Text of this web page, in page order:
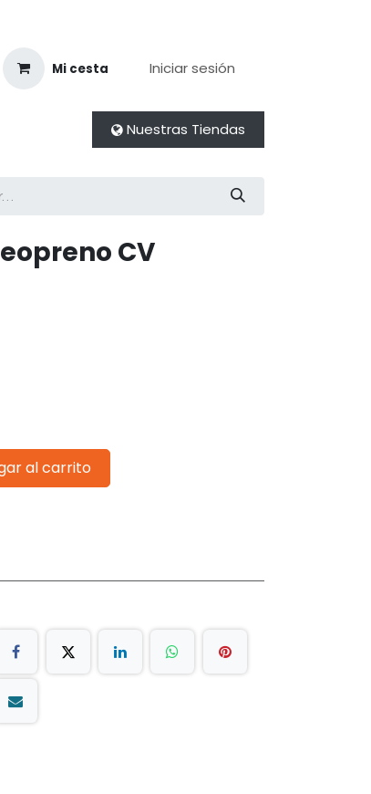
Mi cesta Iniciar sesión
Nuestras Tiendas
CV
al carrito